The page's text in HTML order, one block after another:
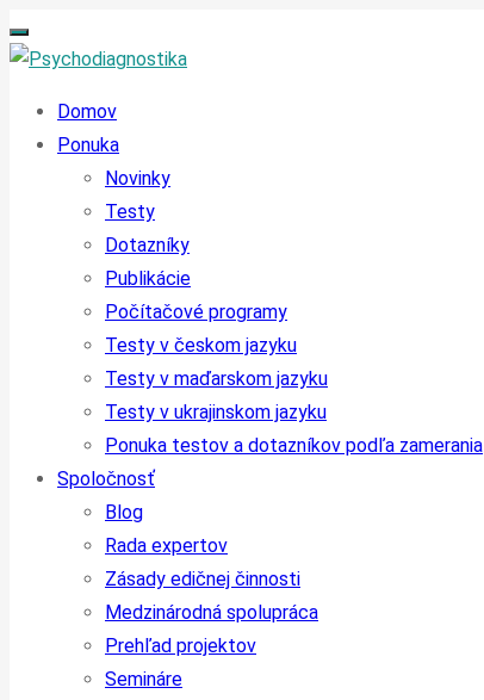
Domov
Ponuka
Novinky
Testy
Dotazníky
Publikácie
Počítačové programy
Testy v českom jazyku
Testy v maďarskom jazyku
Testy v ukrajinskom jazyku
Ponuka testov a dotazníkov podľa zamerania
Spoločnosť
Blog
Rada expertov
Zásady edičnej činnosti
Medzinárodná spolupráca
Prehľad projektov
Semináre